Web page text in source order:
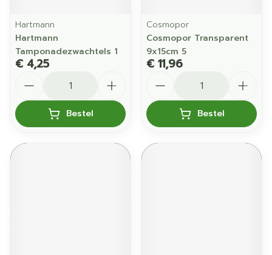
Hartmann
Hartmann
Tamponadezwachtels 1
€ 4,25
Bestel
Cosmopor
Cosmopor Transparent
9x15cm 5
€ 11,96
Bestel